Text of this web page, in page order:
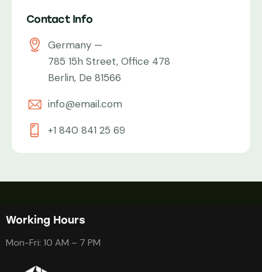
Contact Info
Germany —
785 15h Street, Office 478
Berlin, De 81566
info@email.com
+1 840 841 25 69
Working Hours
Mon-Fri: 10 AM – 7 PM